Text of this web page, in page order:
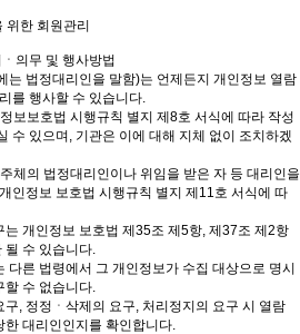
위한 회원관리
의무 및 행사방법
법정대리인을 말함)는 언제든지 개인정보 열람
를 행사할 수 있습니다.
보보호법 시행규칙 별지 제8호 서식에 따라 작성
수 있으며, 기관은 이에 대해 지체 없이 조치하겠
체의 법정대리인이나 위임을 받은 자 등 대리인을
인정보 보호법 시행규칙 별지 제11호 서식에 따
개인정보 보호법 제35조 제5항, 제37조 제2항
될 수 있습니다.
른 법령에서 그 개인정보가 수집 대상으로 명시
할 수 없습니다.
, 정정ㆍ삭제의 요구, 처리정지의 요구 시 열람
한 대리인인지를 확인합니다.